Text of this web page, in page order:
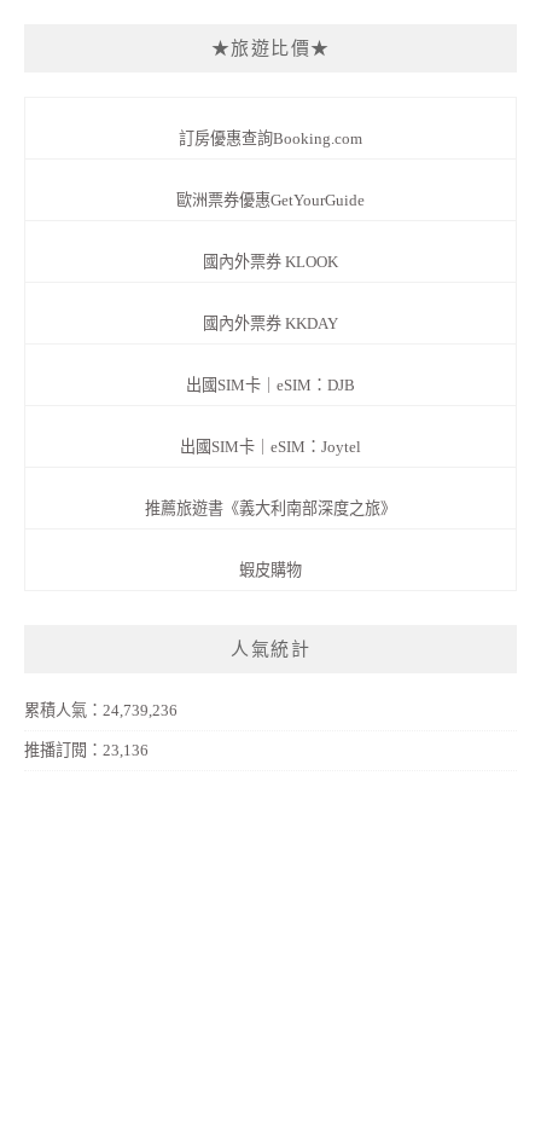
★旅遊比價★
訂房優惠查詢Booking.com
歐洲票券優惠GetYourGuide
國內外票券 KLOOK
國內外票券 KKDAY
出國SIM卡｜eSIM：DJB
出國SIM卡｜eSIM：Joytel
推薦旅遊書《義大利南部深度之旅》
蝦皮購物
人氣統計
累積人氣：24,739,236
推播訂閱：23,136